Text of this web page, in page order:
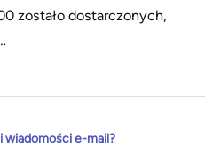
zostało dostarczonych,
e-mail?